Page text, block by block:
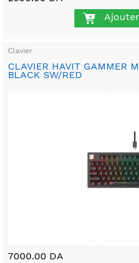
Clavier
CLAVIER HAVIT GAMMER
BLACK SW/RED
7000.00 DA